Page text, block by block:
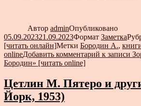
Автор adminОпубликовано
05.09.202321.09.2023Формат Заметка
[читать онлайн]Метки Бородин А.,
onlineДобавить комментарий к записи
Бородин» [читать online]
Цетлин М. Пятеро и
Йорк, 1953)